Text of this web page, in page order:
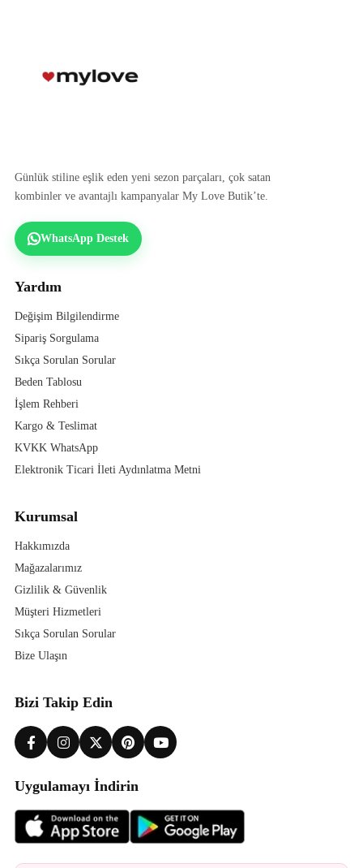
Günlük stiline eşlik eden yeni sezon parçaları, çok satan
kombinler ve avantajlı kampanyalar My Love Butik’te.
WhatsApp Destek
Yardım
Değişim Bilgilendirme
Sipariş Sorgulama
Sıkça Sorulan Sorular
Beden Tablosu
İşlem Rehberi
Kargo & Teslimat
KVKK WhatsApp
Elektronik Ticari İleti Aydınlatma Metni
Kurumsal
Hakkımızda
Mağazalarımız
Gizlilik & Güvenlik
Müşteri Hizmetleri
Sıkça Sorulan Sorular
Bize Ulaşın
Bizi Takip Edin
Uygulamayı İndirin